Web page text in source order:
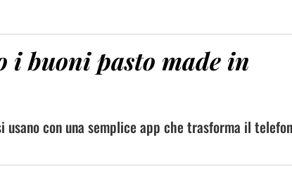
i buoni pasto made in
con una semplice app che trasforma il